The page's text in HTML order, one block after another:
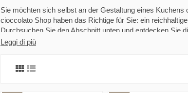
Sie möchten sich selbst an der Gestaltung eines
cioccolato Shop haben das Richtige für Sie: ein
Durchsuchen Sie den Abschnitt unten und entdecken Sie
Professionalität und Schnelligkeit des Versands.
Leggi di più